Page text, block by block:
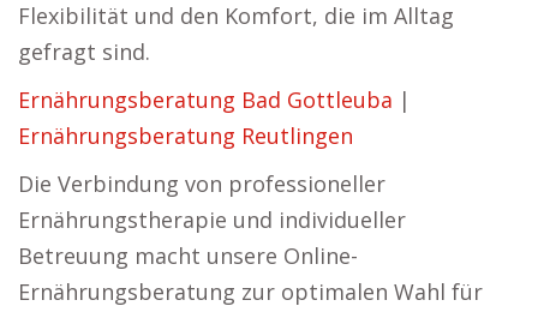
Flexibilität und den Komfort, die im Alltag
gefragt sind.
Ernährungsberatung Bad Gottleuba |
Ernährungsberatung Reutlingen
Die Verbindung von professioneller
Ernährungstherapie und individueller
Betreuung macht unsere Online-
Ernährungsberatung zur optimalen Wahl für